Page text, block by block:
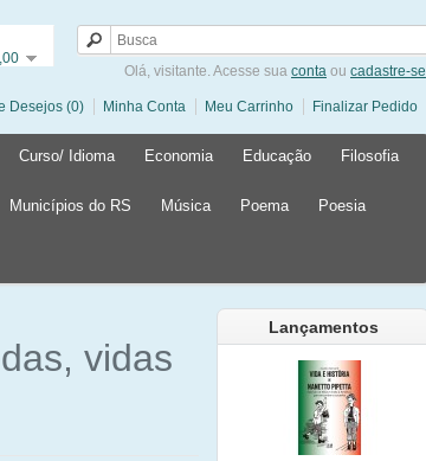
Olá, visitante. Acesse sua conta ou cadastre-se
Desejos (0) Minha Conta Meu Carrinho Finalizar Pedido
Curso/ Idioma Economia Educação Filosofia
Municípios do RS Música Poema Poesia
Lançamentos
vidas